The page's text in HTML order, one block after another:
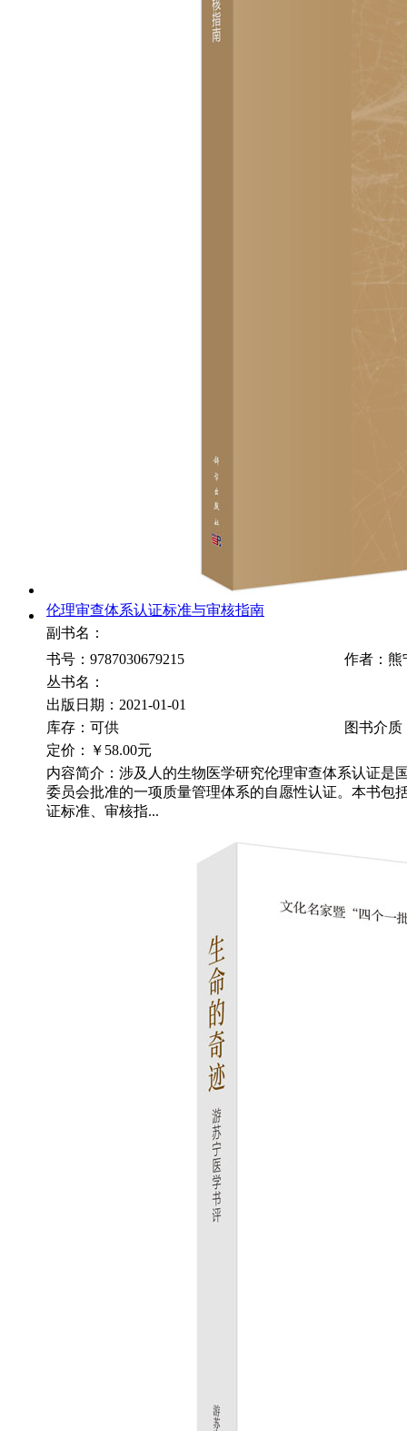
伦理审查体系认证标准与审核指南
副书名：
书号：9787030679215
作者：熊
丛书名：
出版日期：2021-01-01
库存：可供
图书介质
定价：
￥58.00元
内容简介：涉及人的生物医学研究伦理审查体系认证是
委员会批准的一项质量管理体系的自愿性认证。本书包
证标准、审核指...